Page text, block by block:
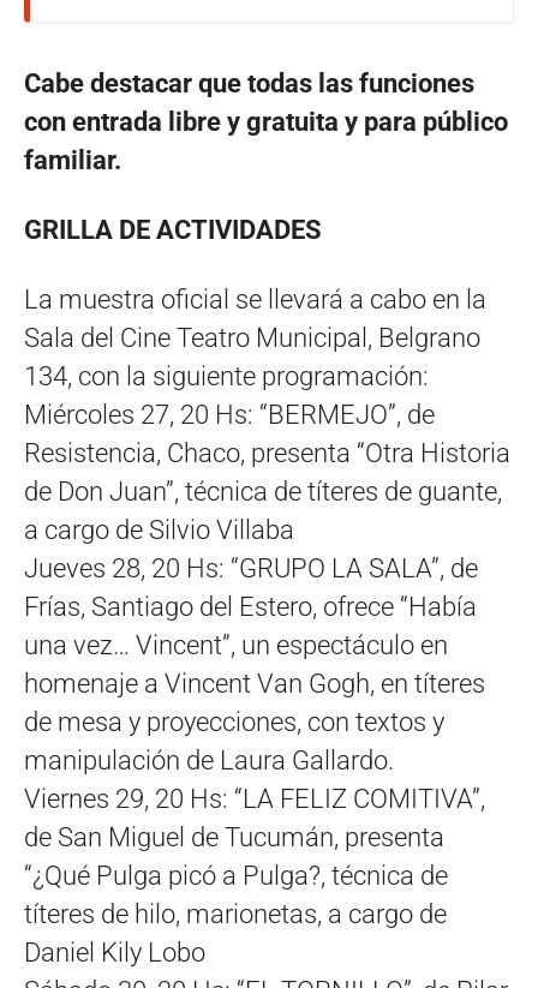
Cabe destacar que todas las funciones
con entrada libre y gratuita y para público
familiar.
GRILLA DE ACTIVIDADES
La muestra oficial se llevará a cabo en la
Sala del Cine Teatro Municipal, Belgrano
134, con la siguiente programación:
Miércoles 27, 20 Hs: “BERMEJO”, de
Resistencia, Chaco, presenta “Otra Historia
de Don Juan”, técnica de títeres de guante,
a cargo de Silvio Villaba
Jueves 28, 20 Hs: “GRUPO LA SALA”, de
Frías, Santiago del Estero, ofrece “Había
una vez… Vincent”, un espectáculo en
homenaje a Vincent Van Gogh, en títeres
de mesa y proyecciones, con textos y
manipulación de Laura Gallardo.
Viernes 29, 20 Hs: “LA FELIZ COMITIVA”,
de San Miguel de Tucumán, presenta
“¿Qué Pulga picó a Pulga?, técnica de
títeres de hilo, marionetas, a cargo de
Daniel Kily Lobo